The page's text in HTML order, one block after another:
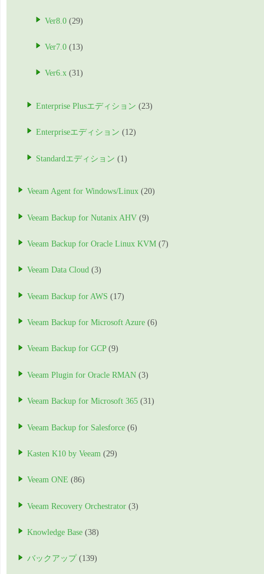
Ver8.0 (29)
Ver7.0 (13)
Ver6.x (31)
Enterprise Plusエディション (23)
Enterpriseエディション (12)
Standardエディション (1)
Veeam Agent for Windows/Linux (20)
Veeam Backup for Nutanix AHV (9)
Veeam Backup for Oracle Linux KVM (7)
Veeam Data Cloud (3)
Veeam Backup for AWS (17)
Veeam Backup for Microsoft Azure (6)
Veeam Backup for GCP(9)
Veeam Plugin for Oracle RMAN (3)
Veeam Backup for Microsoft 365 (31)
Veeam Backup for Salesforce (6)
Kasten K10 by Veeam (29)
Veeam ONE (86)
Veeam Recovery Orchestrator (3)
Knowledge Base (38)
バックアップ (139)